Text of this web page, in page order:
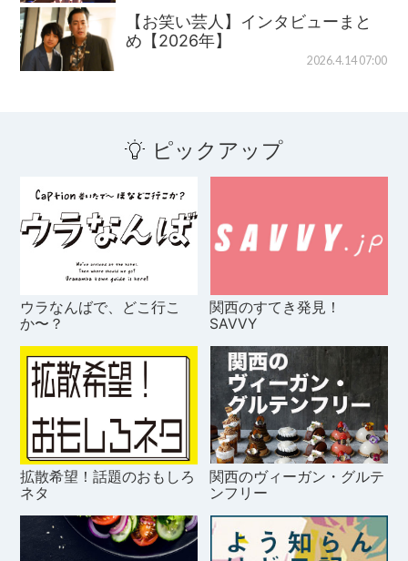
【お笑い芸人】インタビューまと
め【2026年】
2026.4.14 07:00
ピックアップ
ウラなんばで、どこ行こ
か〜？
関西のすてき発見！
SAVVY
拡散希望！話題のおもしろ
ネタ
関西のヴィーガン・グルテ
ンフリー